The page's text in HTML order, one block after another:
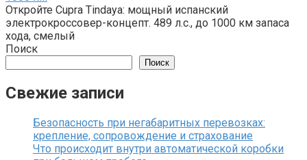
Откройте Cupra Tindaya: мощный испанский
электрокроссовер-концепт. 489 л.с., до 1000 км запаса
хода, смелый
Поиск
Поиск
Свежие записи
Безопасность при негабаритных перевозках:
крепление, сопровождение и страхование
Что происходит внутри автоматической коробки